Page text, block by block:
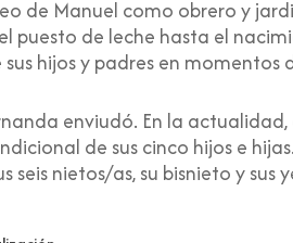
de Manuel como obrero y
puesto de leche hasta el
hijos y padres en
enviudó. En la
de sus cinco hijos e
seis nietos/as, su bisnieto y